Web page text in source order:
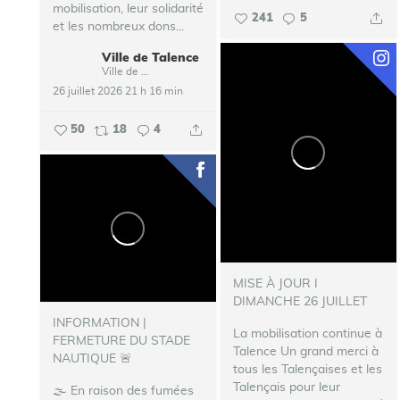
241 5
mobilisation, leur solidarité
et les nombreux dons...
Ville de Talence
Ville de Talence
26 juillet 2026 21 h 16 min
50 18 4
MISE À JOUR I
DIMANCHE 26 JUILLET
La mobilisation continue à
Talence Un grand merci à
tous les Talençaises et les
Talençais pour leur
INFORMATION |
FERMETURE DU STADE
NAUTIQUE 🚨
🌫️ En raison des fumées